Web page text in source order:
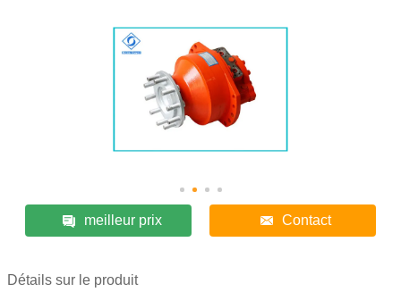
meilleur prix Contact
Détails sur le produit